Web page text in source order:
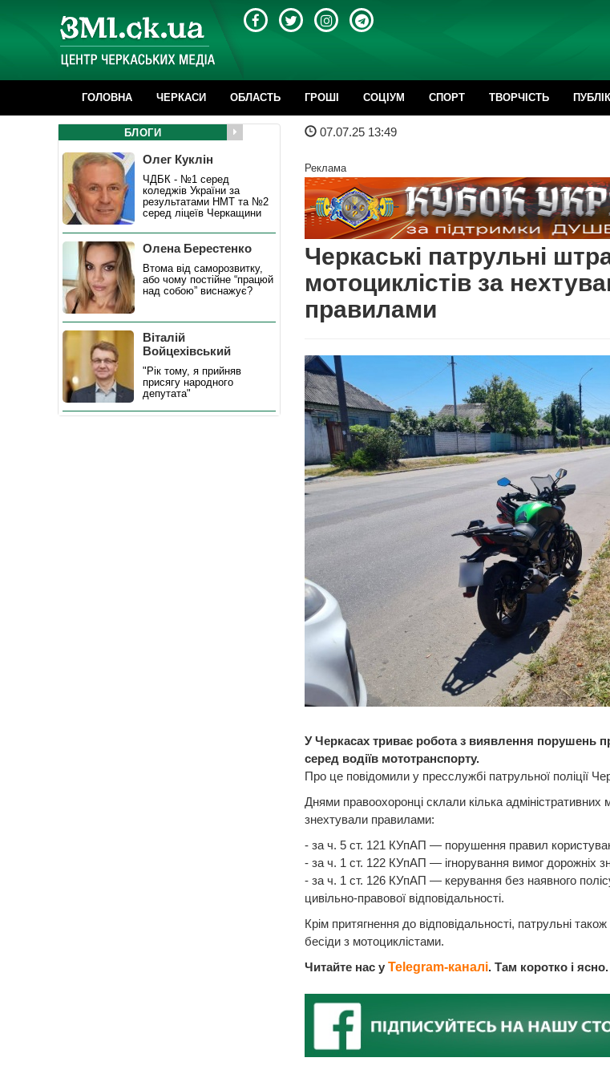
ГОЛОВНА ЧЕРКАСИ ОБЛАСТЬ ГРОШІ CОЦІУМ СПОРТ ТВОРЧІСТЬ
07.07.25 13:49
Реклама
Черкаські патрульні
мотоциклістів за
правилами
У Черкасах триває робота з виявлення порушень
серед водіїв мототранспорту.
Про це повідомили у пресслужбі патрульної поліції
Днями правоохоронці склали кілька адміністративних
знехтували правилами:
- за ч. 5 ст. 121 КУпАП — порушення правил
- за ч. 1 ст. 122 КУпАП — ігнорування вимог дорожніх
- за ч. 1 ст. 126 КУпАП — керування без наявного
цивільно-правової відповідальності.
Крім притягнення до відповідальності, патрульні
бесіди з мотоциклістами.
Читайте нас у Telegram-каналі. Там коротко і ясно.
БЛОГИ
Олег Куклін
ЧДБК - №1 серед
коледжів України за
результатами НМТ та №2
серед ліцеїв Черкащини
Олена Берестенко
Втома від саморозвитку,
або чому постійне “працюй
над собою” виснажує?
Віталій
Войцехівський
"Рік тому, я прийняв
присягу народного
депутата"